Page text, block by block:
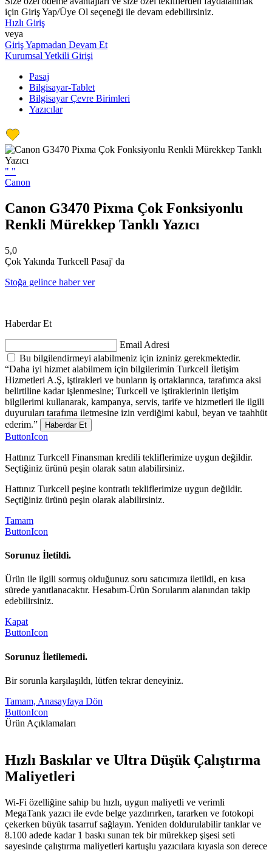
için Giriş Yap/Üye Ol seçeneği ile devam edebilirsiniz.
Hızlı Giriş
veya
Giriş Yapmadan Devam Et
Kurumsal Yetkili Girişi
Pasaj
Bilgisayar-Tablet
Bilgisayar Çevre Birimleri
Yazıcılar
" "
Canon
Canon G3470 Pixma Çok Fonksiyonlu
Renkli Mürekkep Tanklı Yazıcı
5,0
Çok Yakında Turkcell Pasaj' da
Stoğa gelince haber ver
Haberdar Et
Email Adresi
Bu bilgilendirmeyi alabilmeniz için izniniz gerekmektedir.
“Daha iyi hizmet alabilmem için bilgilerimin Turkcell İletişim
Hizmetleri A.Ş, iştirakleri ve bunların iş ortaklarınca, tarafımca aksi
belirtiline kadar işlenmesine; Turkcell ve iştiraklerinin iletişim
bilgilerimi kullanarak, kampanya, servis, tarife ve hizmetleri ile ilgili
duyuruları tarafıma iletmesine izin verdiğimi kabul, beyan ve taahhüt
ederim.”
Haberdar Et
ButtonIcon
Hattınız Turkcell Finansman kredili tekliflerimize uygun değildir.
Seçtiğiniz ürünü peşin olarak satın alabilirsiniz.
Hattınız Turkcell peşine kontratlı tekliflerimize uygun değildir.
Seçtiğiniz ürünü peşin olarak alabilirsiniz.
Tamam
ButtonIcon
Sorunuz İletildi.
Ürün ile ilgili sormuş olduğunuz soru satıcımıza iletildi, en kısa
sürede yanıtlanacaktır. Hesabım-Ürün Sorularım alanından takip
edebilirsiniz.
Kapat
ButtonIcon
Sorunuz İletilemedi.
Bir sorunla karşılaşıldı, lütfen tekrar deneyiniz.
Tamam, Anasayfaya Dön
ButtonIcon
Ürün Açıklamaları
Hızlı Baskılar ve Ultra Düşük Çalıştırma
Maliyetleri
Wi-Fi özelliğine sahip bu hızlı, uygun maliyetli ve verimli
MegaTank yazıcı ile evde belge yazdırırken, tararken ve fotokopi
çekerken büyük tasarruf sağlayın. Yeniden doldurulabilir tanklar ve
8.100 adede kadar 1 baskı sunan tek bir mürekkep şişesi seti
sayesinde çalıştırma maliyetleri kartuşlu yazıcılara kıyasla son derece